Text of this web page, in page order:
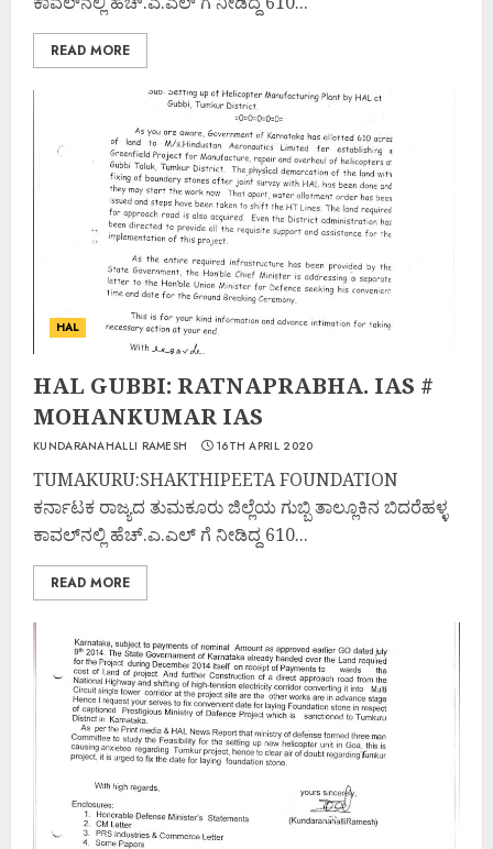
READ MORE
HAL
HAL GUBBI: RATNAPRABHA. IAS #
MOHANKUMAR IAS
KUNDARANAHALLI RAMESH 16TH APRIL 2020
TUMAKURU:SHAKTHIPEETA FOUNDATION
ಕರ್ನಾಟಕ ರಾಜ್ಯದ ತುಮಕೂರು ಜಿಲ್ಲೆಯ ಗುಬ್ಬಿ ತಾಲ್ಲೂಕಿನ ಬಿದರೆಹಳ್ಳ
ಕಾವಲ್‌ನಲ್ಲಿ ಹೆಚ್.ಎ.ಎಲ್ ಗೆ ನೀಡಿದ್ದ 610...
READ MORE